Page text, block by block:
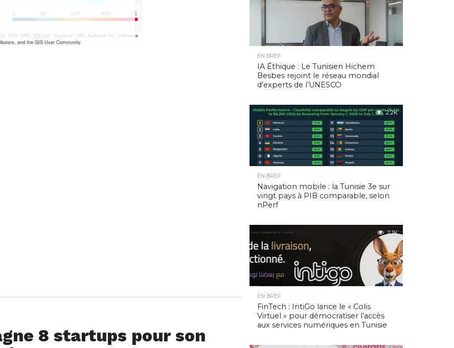
8 startups pour son
EN BREF
IA Éthique : Le Tunisien Hichem
Besbes rejoint le réseau mondial
d’experts de l’UNESCO
2.2K
EN BREF
Navigation mobile : la Tunisie 3e sur
vingt pays à PIB comparable, selon
nPerf
2.1K
EN BREF
FinTech : IntiGo lance le « Colis
Virtuel » pour démocratiser l’accès
aux services numériques en Tunisie